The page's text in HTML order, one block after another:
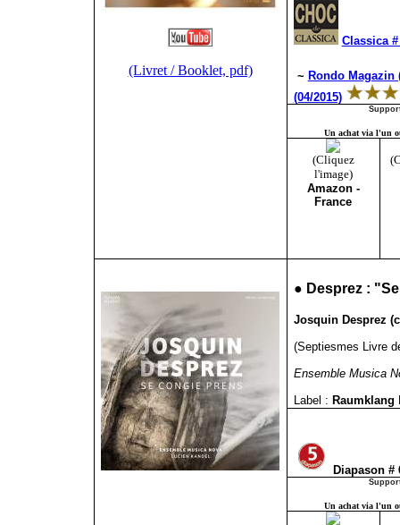
(Livret / Booklet, pdf)
Classica #
~ Rondo Magazin
(04/2015)
Un achat via l'un
(Cliquez
l'image)
Amazon -
France
● Desprez :
Josquin Desprez
(Septiesmes Livre
Ensemble Musica
Label : Raumklang
Diapason #
Un achat via l'un